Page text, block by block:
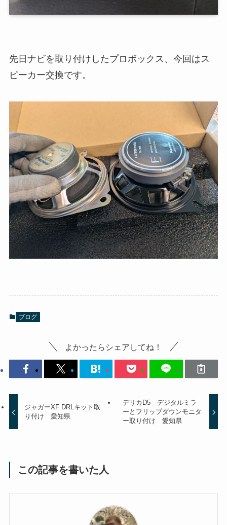
先日ナビを取り付けしたプロボックス、今回はス
ピーカー交換です。
ブログ
よかったらシェアしてね！
ジャガーXF DRLキット取
り付け 愛知県
デリカD5 デジタルミラ
ーとフリップダウンモニタ
ー取り付け 愛知県
この記事を書いた人